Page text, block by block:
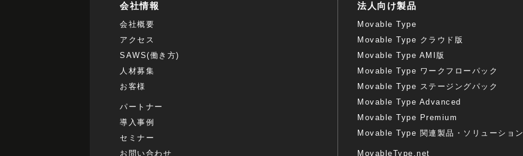
会社情報
会社概要
アクセス
SAWS(働き方)
人材募集
お客様
パートナー
導入事例
セミナー
お問い合わせ
法人向け製品
Movable Type
Movable Type クラウド版
Movable Type AMI版
Movable Type ワークフローパック
Movable Type ステージングパック
Movable Type Advanced
Movable Type Premium
Movable Type 関連製品・ソリューション
MovableType.net